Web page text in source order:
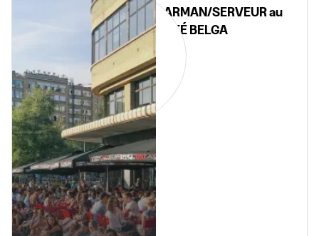
BARMAN/SERVEUR au
CAFÉ BELGA